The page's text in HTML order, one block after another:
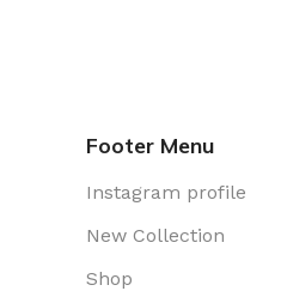
Footer Menu
Instagram profile
New Collection
Shop